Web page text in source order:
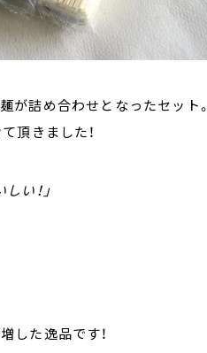
が詰め合わせとなったセット。
頂きました！
い！」
した逸品です！